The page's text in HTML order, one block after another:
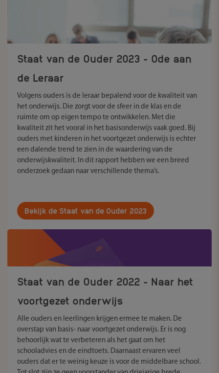
Staat van de Ouder 2023 - Ode aan
de Leraar
Volgens ouders is de leraar bepalend voor de kwaliteit van
het onderwijs. Die zorgt voor de sfeer in de klas en de
ruimte om op eigen tempo te ontwikkelen. Met die
kwaliteit zit het vooral in het basisonderwijs vaak goed. Bij
ouders met kinderen in het voortgezet onderwijs is echter
een dalende trend te zien in de waardering van de
onderwijskwaliteit. In dit rapport hebben we een breed
onderzoek gedaan naar verschillende thema’s.
Bekijk de Staat van de Ouder 2023
Staat van de Ouder 2022 - Naar het
voortgezet onderwijs
Alle ouders en leerlingen krijgen ermee te maken. De
overstap van basis- naar voortgezet onderwijs. Er is nog
behoorlijk wat te verbeteren als het gaat om het
schooladvies en de eindtoets. Daarnaast ervaren veel
ouders dat er te weinig keuze is voor de middelbare school.